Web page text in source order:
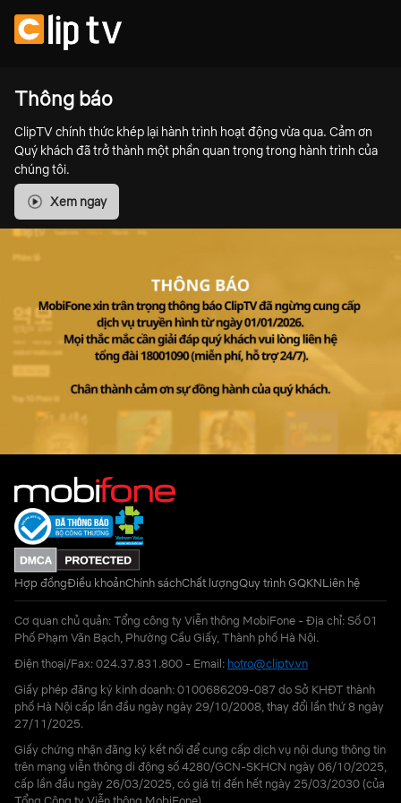
Thông báo
ClipTV chính thức khép lại hành trình hoạt động vừa qua. Cảm ơn
Quý khách đã trở thành một phần quan trọng trong hành trình của
chúng tôi.
Xem ngay
Hợp đồngĐiều khoảnChính sáchChất lượngQuy trình GQKNLiên hệ
Cơ quan chủ quản: Tổng công ty Viễn thông MobiFone - Địa chỉ: Số 01
Phố Phạm Văn Bạch, Phường Cầu Giấy, Thành phố Hà Nội.
Điện thoại/Fax: 024.37.831.800 - Email: hotro@cliptv.vn
Giấy phép đăng ký kinh doanh: 0100686209-087 do Sở KHĐT thành
phố Hà Nội cấp lần đầu ngày ngày 29/10/2008, thay đổi lần thứ 8 ngày
27/11/2025.
Giấy chứng nhận đăng ký kết nối để cung cấp dịch vụ nội dung thông tin
trên mạng viễn thông di động số 4280/GCN-SKHCN ngày 06/10/2025,
cấp lần đầu ngày 26/03/2025, có giá trị đến hết ngày 25/03/2030 (của